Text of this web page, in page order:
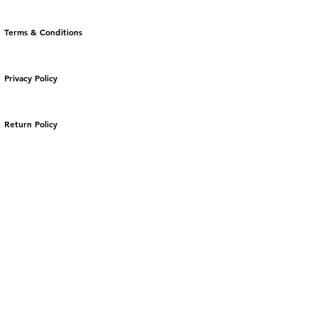
Terms & Conditions
Privacy Policy
Return Policy